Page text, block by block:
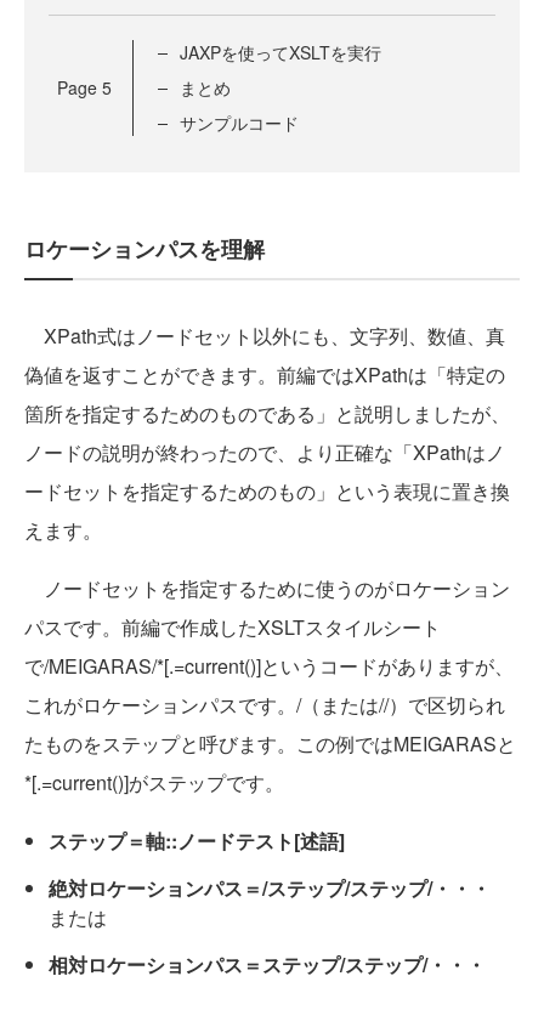
Page 5
JAXPを使ってXSLTを実行
まとめ
サンプルコード
ロケーションパスを理解
XPath式はノードセット以外にも、文字列、数値、真
偽値を返すことができます。前編ではXPathは「特定の
箇所を指定するためのものである」と説明しましたが、
ノードの説明が終わったので、より正確な「XPathはノ
ードセットを指定するためのもの」という表現に置き換
えます。
ノードセットを指定するために使うのがロケーション
パスです。前編で作成したXSLTスタイルシート
で/MEIGARAS/*[.=current()]というコードがありますが、
これがロケーションパスです。/（または//）で区切られ
たものをステップと呼びます。この例ではMEIGARASと
*[.=current()]がステップです。
ステップ＝軸::ノードテスト[述語]
絶対ロケーションパス＝/ステップ/ステップ/・・・
または
相対ロケーションパス＝ステップ/ステップ/・・・